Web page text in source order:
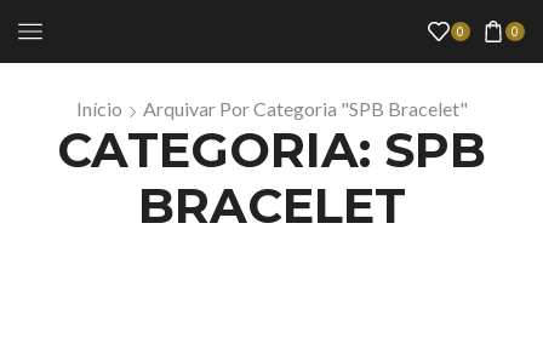
0 0
Início Arquivar Por Categoria "SPB Bracelet"
CATEGORIA: SPB
BRACELET